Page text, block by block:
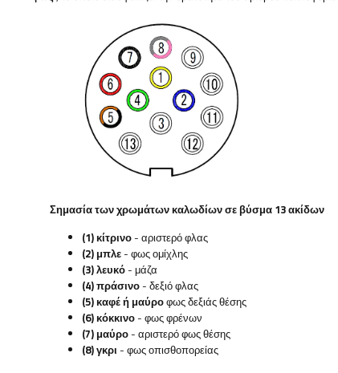
Σημασία των χρωμάτων καλωδίων σε βύσμα 13 ακίδων
(1) κίτρινο - αριστερό φλας
(2) μπλε - φως ομίχλης
(3) λευκό - μάζα
(4) πράσινο - δεξιό φλας
(5) καφέ ή μαύροφως δεξιάς θέσης
(6) κόκκινο - φως φρένων
(7) μαύρο - αριστερό φως θέσης
(8) γκρι - φως οπισθοπορείας